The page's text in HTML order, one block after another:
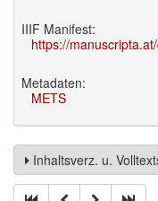
IIIF Manifest:
https://
Metadaten:
METS
Inhaltsverz. u.